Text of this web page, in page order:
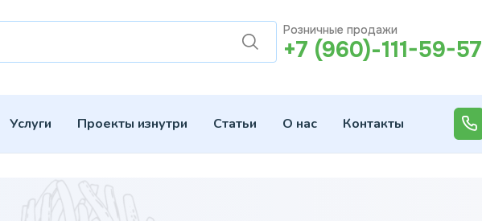
Розничные продажи
+7 (960)-111-59-57
Услуги Проекты изнутри Статьи О нас Контакты